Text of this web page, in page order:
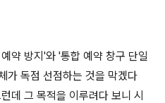
약 방지'와 '통합 예약 창구 단일
가 독점 선점하는 것을 막겠다
데 그 목적을 이루려다 보니 시